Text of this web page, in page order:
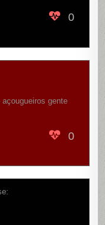
0
gente
0